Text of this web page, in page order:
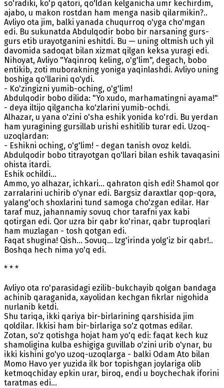
so'radiki, ko'p qatori, qo'ldan kelganicha umr kechirdim,
ajabo, u makon rostdan ham menga nasib qilarmikin?..
Avliyo ota jim, balki yanada chuqurroq o'yga cho'mgan
edi. Bu sukunatda Abdulqodir bobo bir narsaning gurs-
gurs etib urayotganini eshitdi. Bu — uning oltmish uch yil
davomida sadoqat bilan xizmat qilgan keksa yuragi edi.
Nihoyat, Avliyo "Yaqinroq keling, o'g'lim", degach, bobo
entikib, zoti muborakning yoniga yaqinlashdi. Avliyo uning
boshiga qo'llarini qo'ydi.
- Ko'zingizni yumib-oching, o'g'lim!
Abdulqodir bobo dilida: "Yo xudo, marhamatingni ayama!"
- deya iltijo qilgancha ko'zlarini yumib-ochdi.
Alhazar, u yana o'zini o'sha eshik yonida ko'rdi. Bu yerdan
ham yuragining gursillab urishi eshitilib turar edi. Uzoq-
uzoqlardan:
- Eshikni oching, o'g'lim! - degan tanish ovoz keldi.
Abdulqodir bobo titrayotgan qo'llari bilan eshik tavaqasini
ohista itardi.
Eshik ochildi...
Ammo, yo alhazar, ichkari... qahraton qish edi! Shamol qor
zarralarini uchirib o'ynar edi. Bargsiz daraxtlar qop-qora,
yalang'och shoxlarini tund samoga cho'zgan edilar. Har
taraf muz, jahannamiy sovuq chor tarafni yax kabi
qotirgan edi. Qor uzra bir qabr ko'rinar, qabr tuproqlari
ham muzlagan - tosh qotgan edi.
Faqat shugina! Qish... Sovuq... lzg'irinda yolg'iz bir qabr!..
Boshqa hech nima yo'q edi.
* * *
Avliyo ota ro'parasidagi ezilib-bukchayib qolgan bandaga
achinib qaraganida, xayolidan kechgan fikrlar nigohida
nurlanib ketdi.
Shu tariqa, ikki qariya bir-birlarining qarshisida jim
qoldilar. Ikkisi ham bir-birlariga so'z qotmas edilar.
Zotan, so'z qotishga hojat ham yo'q edi: faqat kech kuz
shamoligina kulba eshigiga guvillab o'zini urib o'ynar, bu
ikki kishini go'yo uzoq-uzoqlarga - balki Odam Ato bilan
Momo Havo yer yuzida ilk bor topishgan joylariga olib
ketmoqchiday epkin urar, biroq, endi u boychechak iforini
taratmas edi...